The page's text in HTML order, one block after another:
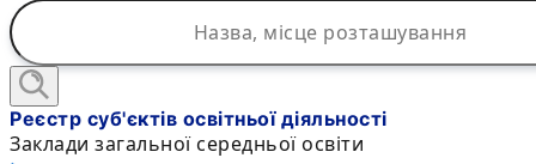
Реєстр суб'єктів освітньої діяльності
Заклади загальної середньої освіти